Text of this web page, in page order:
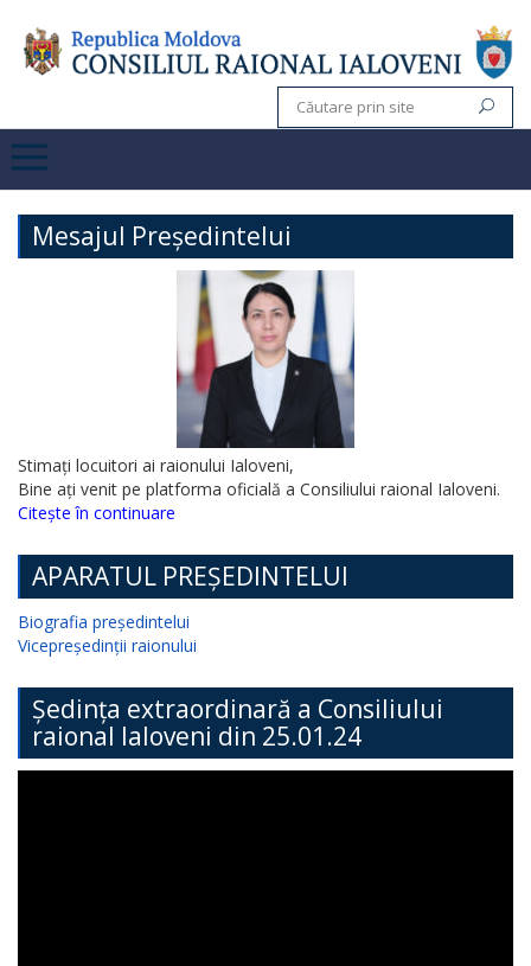
Mesajul Președintelui
Stimați locuitori ai raionului Ialoveni,
Bine ați venit pe platforma oficială a Consiliului raional Ialoveni.
Citește în continuare
APARATUL PREȘEDINTELUI
Biografia președintelui
Vicepreședinții raionului
Ședința extraordinară a Consiliului
raional Ialoveni din 25.01.24